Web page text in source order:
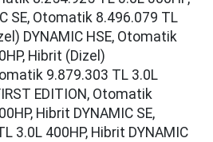
SE, Otomatik 8.496.079 TL
DYNAMIC HSE, Otomatik
Hibrit (Dizel)
9.879.303 TL 3.0L
EDITION, Otomatik
Hibrit DYNAMIC SE,
3.0L 400HP, Hibrit DYNAMIC